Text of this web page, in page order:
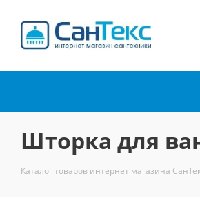
Шторка для
Каталог товаров интернет магазина